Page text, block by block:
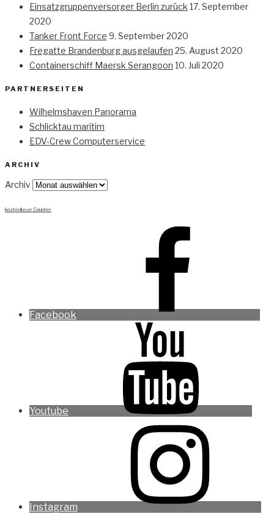
Einsatzgruppenversorger Berlin zurück 17. September
2020
Tanker Front Force 9. September 2020
Fregatte Brandenburg ausgelaufen 25. August 2020
Containerschiff Maersk Serangoon 10. Juli 2020
PARTNERSEITEN
Wilhelmshaven Panorama
Schlicktau maritim
EDV-Crew Computerservice
ARCHIV
Archiv
kostenloser Counter
Facebook
Youtube
Instagram